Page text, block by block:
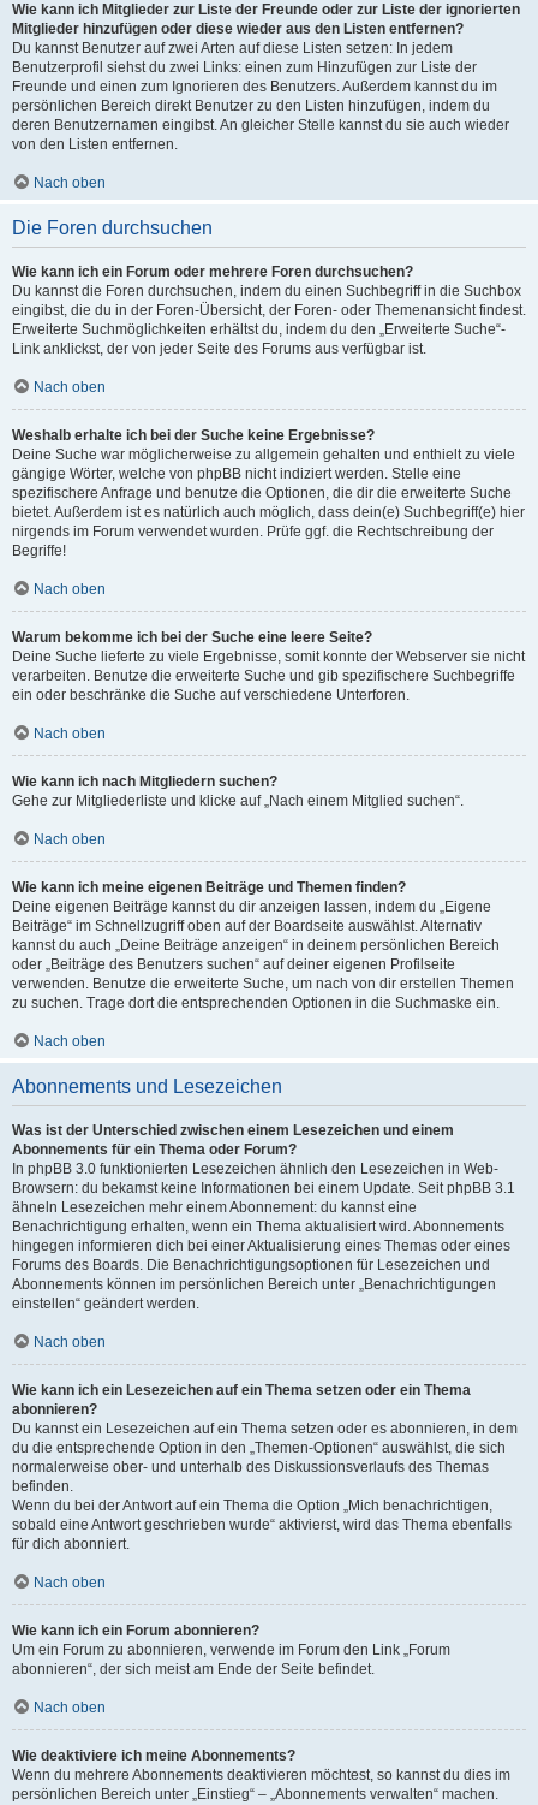
Wie kann ich Mitglieder zur Liste der Freunde oder zur Liste der ignorierten
Mitglieder hinzufügen oder diese wieder aus den Listen entfernen?
Du kannst Benutzer auf zwei Arten auf diese Listen setzen: In jedem
Benutzerprofil siehst du zwei Links: einen zum Hinzufügen zur Liste der
Freunde und einen zum Ignorieren des Benutzers. Außerdem kannst du im
persönlichen Bereich direkt Benutzer zu den Listen hinzufügen, indem du
deren Benutzernamen eingibst. An gleicher Stelle kannst du sie auch wieder
von den Listen entfernen.
Nach oben
Die Foren durchsuchen
Wie kann ich ein Forum oder mehrere Foren durchsuchen?
Du kannst die Foren durchsuchen, indem du einen Suchbegriff in die Suchbox
eingibst, die du in der Foren-Übersicht, der Foren- oder Themenansicht findest.
Erweiterte Suchmöglichkeiten erhältst du, indem du den „Erweiterte Suche“-
Link anklickst, der von jeder Seite des Forums aus verfügbar ist.
Nach oben
Weshalb erhalte ich bei der Suche keine Ergebnisse?
Deine Suche war möglicherweise zu allgemein gehalten und enthielt zu viele
gängige Wörter, welche von phpBB nicht indiziert werden. Stelle eine
spezifischere Anfrage und benutze die Optionen, die dir die erweiterte Suche
bietet. Außerdem ist es natürlich auch möglich, dass dein(e) Suchbegriff(e) hier
nirgends im Forum verwendet wurden. Prüfe ggf. die Rechtschreibung der
Begriffe!
Nach oben
Warum bekomme ich bei der Suche eine leere Seite?
Deine Suche lieferte zu viele Ergebnisse, somit konnte der Webserver sie nicht
verarbeiten. Benutze die erweiterte Suche und gib spezifischere Suchbegriffe
ein oder beschränke die Suche auf verschiedene Unterforen.
Nach oben
Wie kann ich nach Mitgliedern suchen?
Gehe zur Mitgliederliste und klicke auf „Nach einem Mitglied suchen“.
Nach oben
Wie kann ich meine eigenen Beiträge und Themen finden?
Deine eigenen Beiträge kannst du dir anzeigen lassen, indem du „Eigene
Beiträge“ im Schnellzugriff oben auf der Boardseite auswählst. Alternativ
kannst du auch „Deine Beiträge anzeigen“ in deinem persönlichen Bereich
oder „Beiträge des Benutzers suchen“ auf deiner eigenen Profilseite
verwenden. Benutze die erweiterte Suche, um nach von dir erstellen Themen
zu suchen. Trage dort die entsprechenden Optionen in die Suchmaske ein.
Nach oben
Abonnements und Lesezeichen
Was ist der Unterschied zwischen einem Lesezeichen und einem
Abonnements für ein Thema oder Forum?
In phpBB 3.0 funktionierten Lesezeichen ähnlich den Lesezeichen in Web-
Browsern: du bekamst keine Informationen bei einem Update. Seit phpBB 3.1
ähneln Lesezeichen mehr einem Abonnement: du kannst eine
Benachrichtigung erhalten, wenn ein Thema aktualisiert wird. Abonnements
hingegen informieren dich bei einer Aktualisierung eines Themas oder eines
Forums des Boards. Die Benachrichtigungsoptionen für Lesezeichen und
Abonnements können im persönlichen Bereich unter „Benachrichtigungen
einstellen“ geändert werden.
Nach oben
Wie kann ich ein Lesezeichen auf ein Thema setzen oder ein Thema
abonnieren?
Du kannst ein Lesezeichen auf ein Thema setzen oder es abonnieren, in dem
du die entsprechende Option in den „Themen-Optionen“ auswählst, die sich
normalerweise ober- und unterhalb des Diskussionsverlaufs des Themas
befinden.
Wenn du bei der Antwort auf ein Thema die Option „Mich benachrichtigen,
sobald eine Antwort geschrieben wurde“ aktivierst, wird das Thema ebenfalls
für dich abonniert.
Nach oben
Wie kann ich ein Forum abonnieren?
Um ein Forum zu abonnieren, verwende im Forum den Link „Forum
abonnieren“, der sich meist am Ende der Seite befindet.
Nach oben
Wie deaktiviere ich meine Abonnements?
Wenn du mehrere Abonnements deaktivieren möchtest, so kannst du dies im
persönlichen Bereich unter „Einstieg“ – „Abonnements verwalten“ machen.